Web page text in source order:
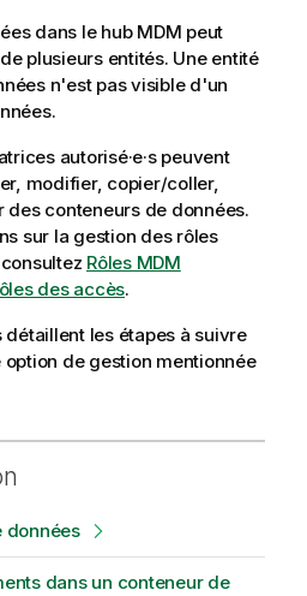
dans le hub MDM peut
plusieurs entités. Une entité
n'est pas visible d'un
autorisé·e·s peuvent
modifier, copier/coller,
conteneurs de données.
sur la gestion des rôles
Rôles MDM
des accès.
détaillent les étapes à suivre
de gestion mentionnée
données
dans un conteneur de